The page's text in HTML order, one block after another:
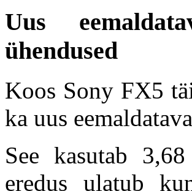
Uus
ühendused
Koos Sony FX5
ka uus
See kasutab
eredus ulatub